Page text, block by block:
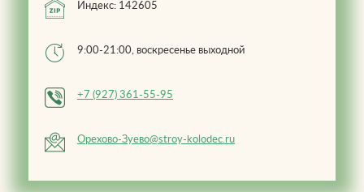
Индекс: 142605
9:00-21:00, воскресенье выходной
+7 (927) 361-55-95
Орехово-Зуево@stroy-kolodec.ru